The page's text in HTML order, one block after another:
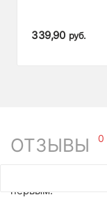
339,90 руб.
ОТЗЫВЫ 0
У этого товара
первым.